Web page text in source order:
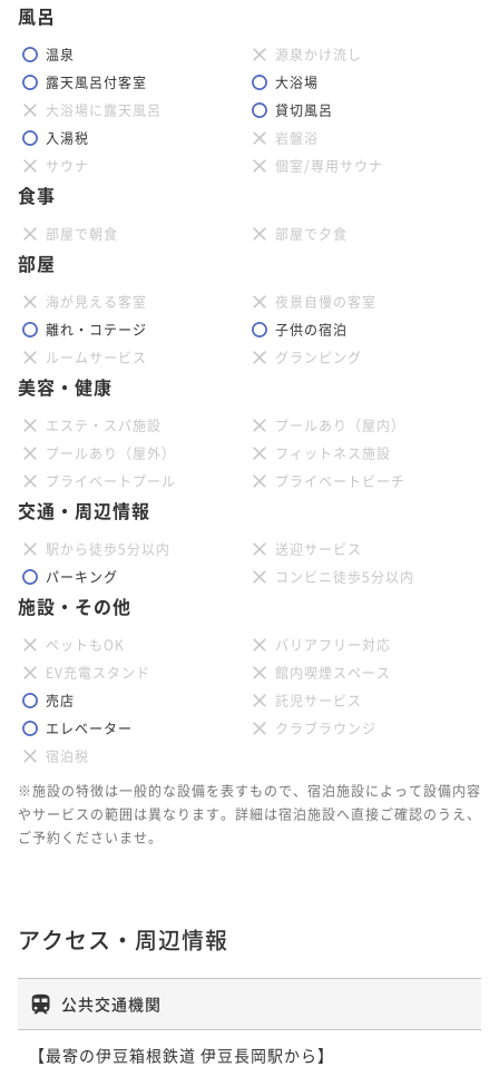
風呂
温泉
源泉かけ流し
露天風呂付客室
大浴場
大浴場に露天風呂
貸切風呂
入湯税
岩盤浴
サウナ
個室/専用サウナ
食事
部屋で朝食 部屋で夕食
部屋
海が見える客室
夜景自慢の客室
離れ・コテージ
子供の宿泊
ルームサービス
グランピング
美容・健康
エステ・スパ施設
プールあり（屋内）
プールあり（屋外）
フィットネス施設
プライベートプール
プライベートビーチ
交通・周辺情報
駅から徒歩5分以内
送迎サービス
パーキング
コンビニ徒歩5分以内
施設・その他
ペットもOK
バリアフリー対応
EV充電スタンド
館内喫煙スペース
売店
託児サービス
エレベーター
クラブラウンジ
宿泊税
※施設の特徴は一般的な設備を表すもので、宿泊施設によって設備内容
やサービスの範囲は異なります。詳細は宿泊施設へ直接ご確認のうえ、
ご予約くださいませ。
アクセス・周辺情報
公共交通機関
【最寄の伊豆箱根鉄道 伊豆長岡駅から】